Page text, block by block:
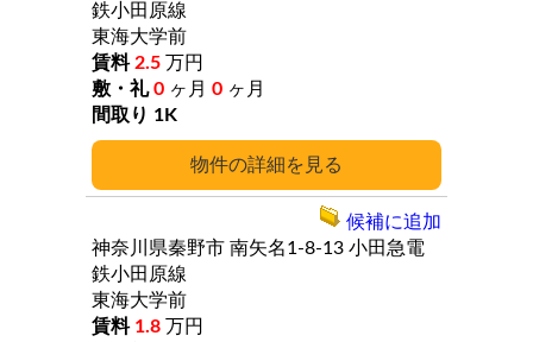
詳細
鉄小田原線
東海大学前
2.5 万円
0 ヶ月 0 ヶ月
1K
神奈川県秦野市 南矢名1-8-13 小田急電
鉄小田原線
東海大学前
1.8 万円
候補に追加